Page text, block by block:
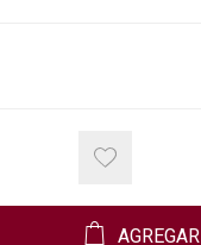
AGREGAR